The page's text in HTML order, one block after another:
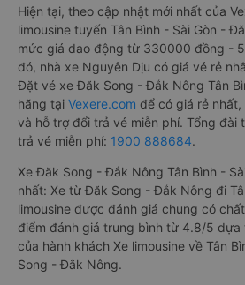
Hiện tại, theo cập nhật mới nhất của
limousine tuyến Tân Bình - Sài Gòn -
mức giá dao động từ 330000 đồng -
đó, nhà xe Nguyên Dịu có giá vé rẻ
Đặt vé xe Đăk Song - Đắk Nông Tân
hãng tại Vexere.com để có giá rẻ
và hỗ trợ đổi trả vé miễn phí. Tổng đài
trả vé miễn phí: 1900 888684.
Xe Đăk Song - Đắk Nông Tân Bình -
nhất: Xe từ Đăk Song - Đắk Nông đi
limousine được đánh giá chung có
điểm đánh giá trung bình từ 4.8/5 dựa
của hành khách Xe limousine về Tân
Song - Đắk Nông.